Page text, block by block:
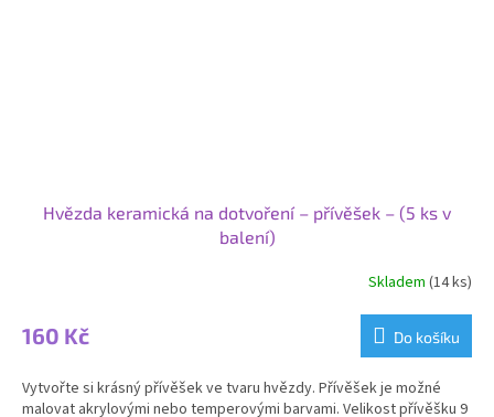
Hvězda keramická na dotvoření – přívěšek – (5 ks v
balení)
Skladem (14 ks)
160 Kč Do košíku
Vytvořte si krásný přívěšek ve tvaru hvězdy. Přívěšek je možné
malovat akrylovými nebo temperovými barvami. Velikost přívěšku 9